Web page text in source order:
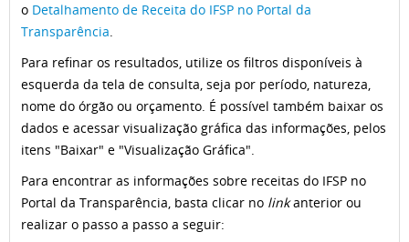
o Detalhamento de Receita do IFSP no Portal da
Transparência.
Para refinar os resultados, utilize os filtros disponíveis à
esquerda da tela de consulta, seja por período, natureza,
nome do órgão ou orçamento. É possível também baixar os
dados e acessar visualização gráfica das informações, pelos
itens "Baixar" e "Visualização Gráfica".
Para encontrar as informações sobre receitas do IFSP no
Portal da Transparência, basta clicar no linkanterior ou
realizar o passo a passo a seguir: